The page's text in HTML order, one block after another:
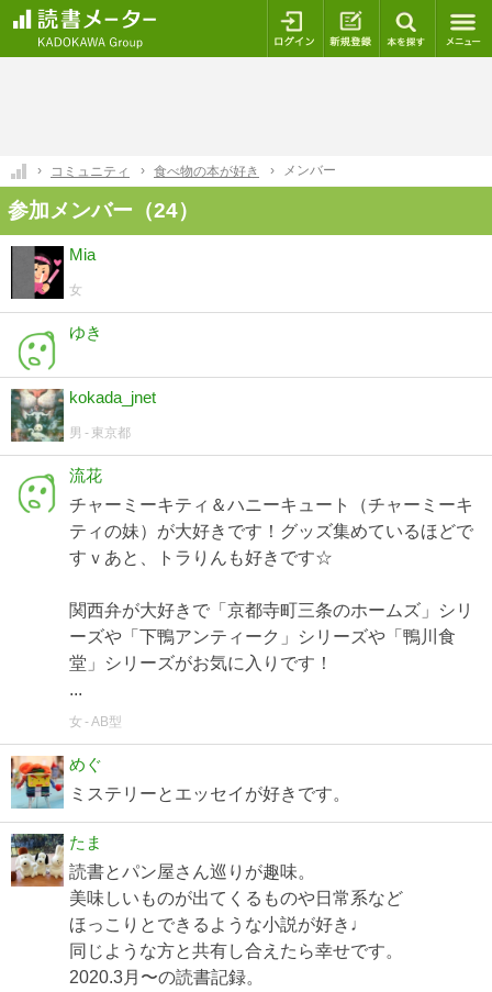
ログイン 新規登録
コミュニティ 食べ物の本が好き メンバー
参加メンバー（24）
Mia
女
ゆき
kokada_jnet
男 東京都
流花
チャーミーキティ＆ハニーキュート（チャーミーキ
ティの妹）が大好きです！グッズ集めているほどで
すｖあと、トラりんも好きです☆
関西弁が大好きで「京都寺町三条のホームズ」シリ
ーズや「下鴨アンティーク」シリーズや「鴨川食
堂」シリーズがお気に入りです！
...
女 AB型
めぐ
ミステリーとエッセイが好きです。
たま
読書とパン屋さん巡りが趣味。
美味しいものが出てくるものや日常系など
ほっこりとできるような小説が好き♩
同じような方と共有し合えたら幸せです。
2020.3月〜の読書記録。